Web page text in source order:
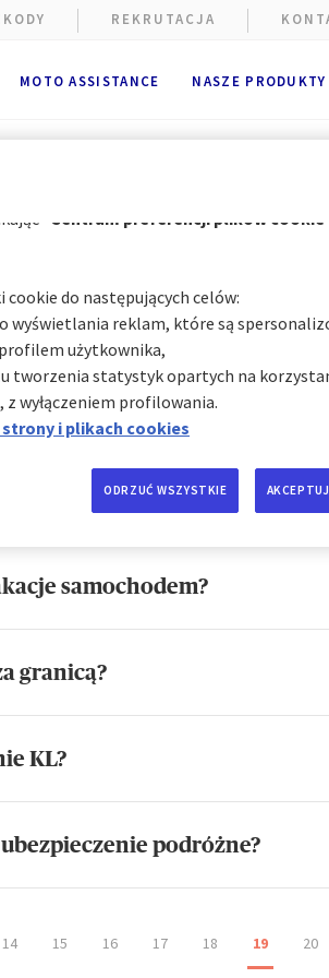
MOTO ASSISTANCE NASZE PRODUKTY
REKRUTACJA
samolotem w Europie
- jak je zorganizować i o
samochodem?
granicą?
KL?
podróżne?
14 15 16 17 18 19 20
Opcjonalne pliki cookie mogą być
zewnętrznych w celach wymienionych
przez
miesięcy.
za pośrednictwem Centrum
" Centrum preferencji plików cookie
do następujących celów:
wyświetlania reklam, które są
użytkownika,
tworzenia statystyk opartych na
wyłączeniem profilowania.
i plikach cookies
ODRZUĆ WSZYSTKIE